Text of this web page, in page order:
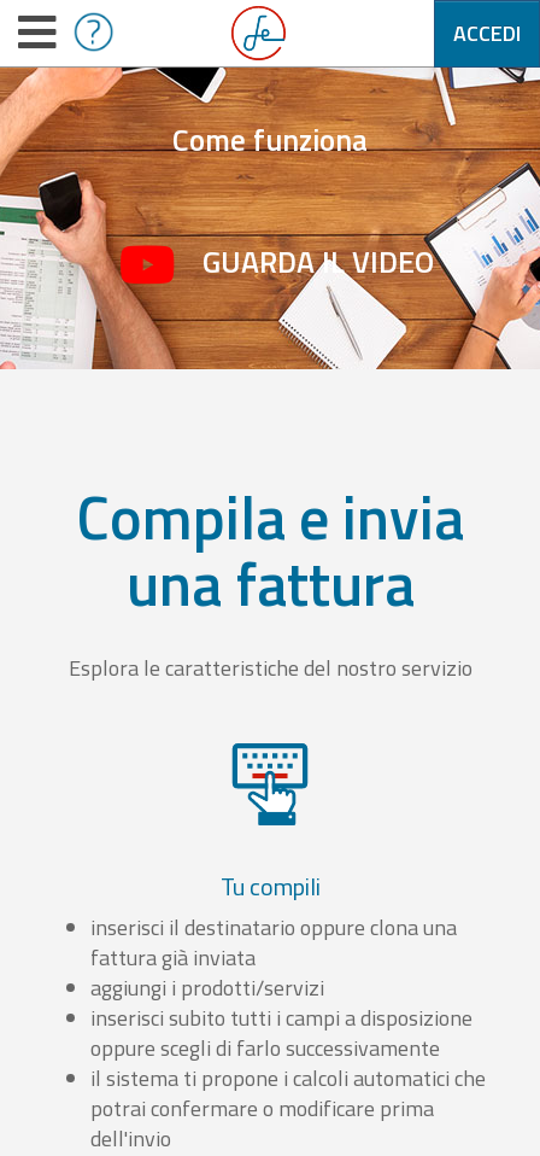
ACCEDI
Come funziona
GUARDA IL VIDEO
Compila e invia
una fattura
Esplora le caratteristiche del nostro servizio
Tu compili
inserisci il destinatario oppure clona una
fattura già inviata
aggiungi i prodotti/servizi
inserisci subito tutti i campi a disposizione
oppure scegli di farlo successivamente
il sistema ti propone i calcoli automatici che
potrai confermare o modificare prima
dell'invio